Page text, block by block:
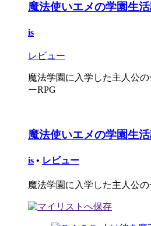
魔法使いエメの学園生
is
レビュー
魔法学園に入学した主人公
ーRPG
魔法使いエメの学園生
is • レビュー
魔法学園に入学した主人公